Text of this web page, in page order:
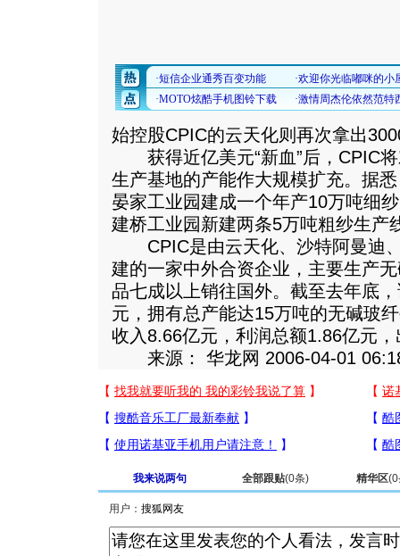
始控股CPIC的云天化则再次拿出
获得近亿美元“新血”后，CPIC将
生产基地的产能作大规模扩充。据
晏家工业园建成一个年产10万吨细
建桥工业园新建两条5万吨粗纱生产
CPIC是由云天化、沙特阿曼迪
建的一家中外合资企业，主要生产
品七成以上销往国外。截至去年底
元，拥有总产能达15万吨的无碱玻
收入8.66亿元，利润总额1.86亿元
来源： 华龙网 2006-04-01
我来说两句 全部跟贴(0条) 精华区(0
用户：